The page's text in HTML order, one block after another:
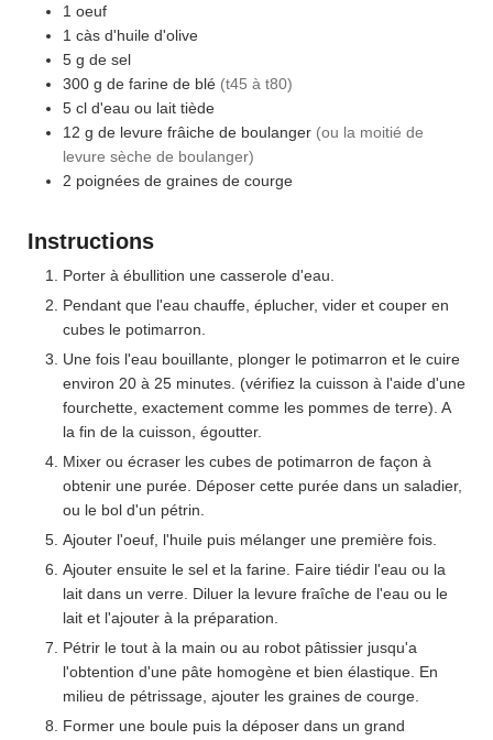
1 oeuf
1 càs d'huile d'olive
5 g de sel
300 g de farine de blé (t45 à t80)
5 cl d'eau ou lait tiède
12 g de levure frâiche de boulanger (ou la moitié de
levure sèche de boulanger)
2 poignées de graines de courge
Instructions
Porter à ébullition une casserole d'eau.
Pendant que l'eau chauffe, éplucher, vider et couper en
cubes le potimarron.
Une fois l'eau bouillante, plonger le potimarron et le cuire
environ 20 à 25 minutes. (vérifiez la cuisson à l'aide d'une
fourchette, exactement comme les pommes de terre). A
la fin de la cuisson, égoutter.
Mixer ou écraser les cubes de potimarron de façon à
obtenir une purée. Déposer cette purée dans un saladier,
ou le bol d'un pétrin.
Ajouter l'oeuf, l'huile puis mélanger une première fois.
Ajouter ensuite le sel et la farine. Faire tiédir l'eau ou la
lait dans un verre. Diluer la levure fraîche de l'eau ou le
lait et l'ajouter à la préparation.
Pétrir le tout à la main ou au robot pâtissier jusqu'a
l'obtention d'une pâte homogène et bien élastique. En
milieu de pétrissage, ajouter les graines de courge.
Former une boule puis la déposer dans un grand